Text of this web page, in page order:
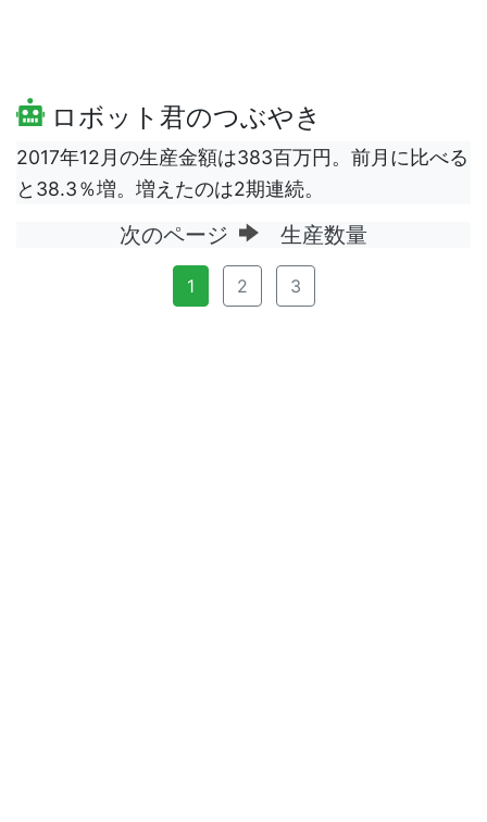
ロボット君のつぶやき
2017年12月の生産金額は383百万円。前月に比べる
と38.3％増。増えたのは2期連続。
次のページ 生産数量
1 2 3